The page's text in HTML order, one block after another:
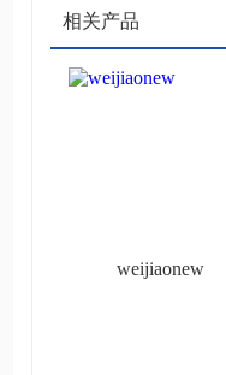
相关产品
weijiaonew